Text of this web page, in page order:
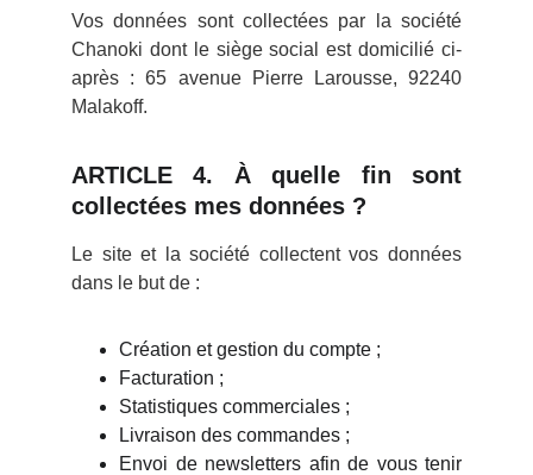
Vos données sont collectées par la société
Chanoki dont le siège social est domicilié ci-
après : 65 avenue Pierre Larousse, 92240
Malakoff.
ARTICLE 4. À quelle fin sont
collectées mes données ?
Le site et la société collectent vos données
dans le but de :
Création et gestion du compte ;
Facturation ;
Statistiques commerciales ;
Livraison des commandes ;
Envoi de newsletters afin de vous tenir